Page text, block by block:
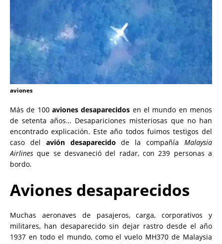
aviones
Más de 100 aviones desaparecidos en el mundo en menos
de setenta años… Desapariciones misteriosas que no han
encontrado explicación. Este año todos fuimos testigos del
caso del avión desaparecidode la compañíaMalaysia
Airlines que se desvaneció del radar, con 239 personas a
bordo.
Aviones desaparecidos
Muchas aeronaves de pasajeros, carga, corporativos y
militares, han desaparecido sin dejar rastro desde el año
1937 en todo el mundo, como el vuelo MH370 de Malaysia